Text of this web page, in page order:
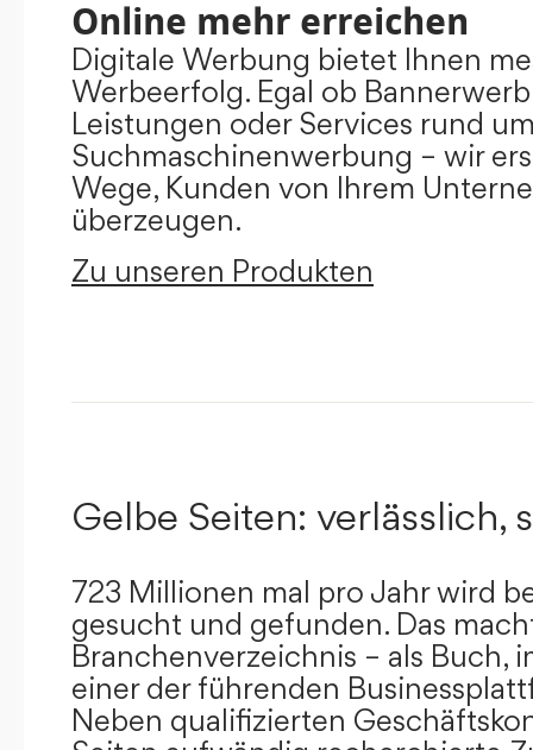
Online mehr erreichen
Digitale Werbung bietet Ihnen
Werbeerfolg. Egal ob
Leistungen oder Services rund
Suchmaschinenwerbung – wir
Wege, Kunden von Ihrem
überzeugen.
Zu unseren Produkten
Gelbe Seiten: verlässlich,
723 Millionen mal pro Jahr wird
gesucht und gefunden. Das
Branchenverzeichnis – als Buch,
einer der führenden
Neben qualifizierten